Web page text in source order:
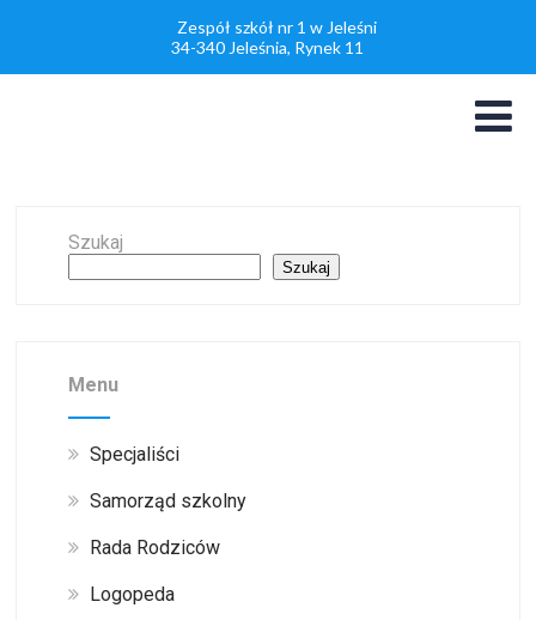
Zespół szkół nr 1 w Jeleśni
34-340 Jeleśnia, Rynek 11
Szukaj
Szukaj
Menu
Specjaliści
Samorząd szkolny
Rada Rodziców
Logopeda